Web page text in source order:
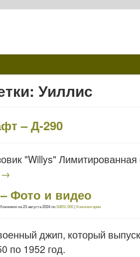
Уиллис
– Д-290
"Willys"
→
Фото и видео
на23 августа 2024поSdKfz.000|Комментарии
джип, который
по 1952 год.